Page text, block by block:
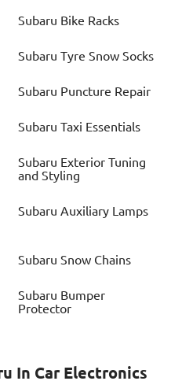
Subaru Bike Racks
Subaru Tyre Snow Socks
Subaru Puncture Repair
Subaru Taxi Essentials
Subaru Exterior Tuning
and Styling
Subaru Auxiliary Lamps
Subaru Snow Chains
Subaru Bumper
Protector
In Car Electronics